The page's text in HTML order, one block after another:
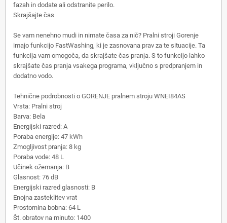
fazah in dodate ali odstranite perilo.
Skrajšajte čas
Se vam nenehno mudi in nimate časa za nič? Pralni stroji Gorenje
imajo funkcijo FastWashing, ki je zasnovana prav za te situacije. Ta
funkcija vam omogoča, da skrajšate čas pranja. S to funkcijo lahko
skrajšate čas pranja vsakega programa, vključno s predpranjem in
dodatno vodo.
Tehnične podrobnosti o GORENJE pralnem stroju WNEI84AS
Vrsta: Pralni stroj
Barva: Bela
Energijski razred: A
Poraba energije: 47 kWh
Zmogljivost pranja: 8 kg
Poraba vode: 48 L
Učinek ožemanja: B
Glasnost: 76 dB
Energijski razred glasnosti: B
Enojna zasteklitev vrat
Prostornina bobna: 64 L
Št. obratov na minuto: 1400